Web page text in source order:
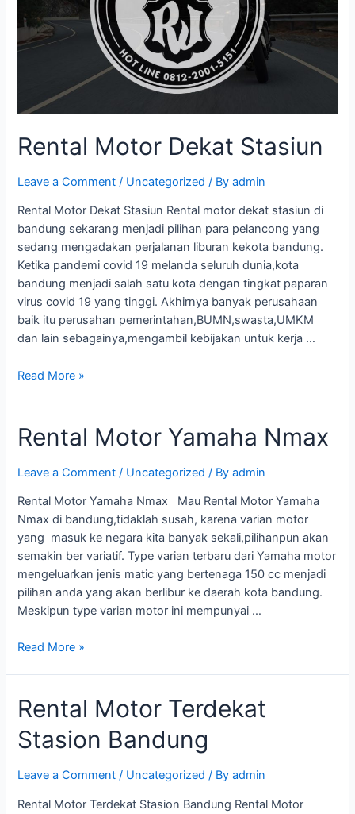
Rental Motor Dekat Stasiun
Leave a Comment / Uncategorized / Byadmin
Rental Motor Dekat Stasiun Rental motor dekat stasiun di
bandung sekarang menjadi pilihan para pelancong yang
sedang mengadakan perjalanan liburan kekota bandung.
Ketika pandemi covid 19 melanda seluruh dunia,kota
bandung menjadi salah satu kota dengan tingkat paparan
virus covid 19 yang tinggi. Akhirnya banyak perusahaan
baik itu perusahan pemerintahan,BUMN,swasta,UMKM
dan lain sebagainya,mengambil kebijakan untuk kerja …
Read More »
Rental Motor Yamaha Nmax
Leave a Comment / Uncategorized / Byadmin
Rental Motor Yamaha Nmax Mau Rental Motor Yamaha
Nmax di bandung,tidaklah susah, karena varian motor
yang masuk ke negara kita banyak sekali,pilihanpun akan
semakin ber variatif. Type varian terbaru dari Yamaha motor
mengeluarkan jenis matic yang bertenaga 150 cc menjadi
pilihan anda yang akan berlibur ke daerah kota bandung.
Meskipun type varian motor ini mempunyai …
Read More »
Rental Motor Terdekat
Stasion Bandung
Leave a Comment / Uncategorized / Byadmin
Rental Motor Terdekat Stasion Bandung Rental Motor